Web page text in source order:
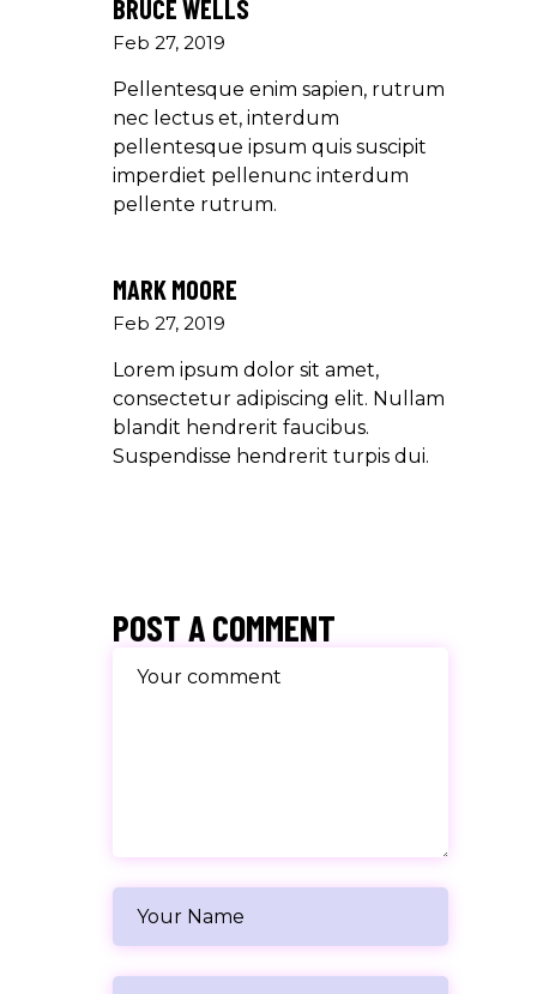
BRUCE WELLS
Feb 27, 2019
Pellentesque enim sapien, rutrum
nec lectus et, interdum
pellentesque ipsum quis suscipit
imperdiet pellenunc interdum
pellente rutrum.
MARK MOORE
Feb 27, 2019
Lorem ipsum dolor sit amet,
consectetur adipiscing elit. Nullam
blandit hendrerit faucibus.
Suspendisse hendrerit turpis dui.
POST A COMMENT